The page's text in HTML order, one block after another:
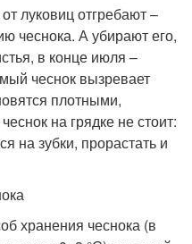
луковиц отгребают –
чеснока. А убирают его,
в конце июля –
чеснок вызревает
плотными,
на грядке не стоит:
на зубки, прорастать и
хранения чеснока (в